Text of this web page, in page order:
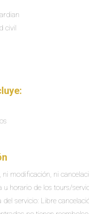
civil
modificación, ni
u horario de los tours/
servicio: Libre